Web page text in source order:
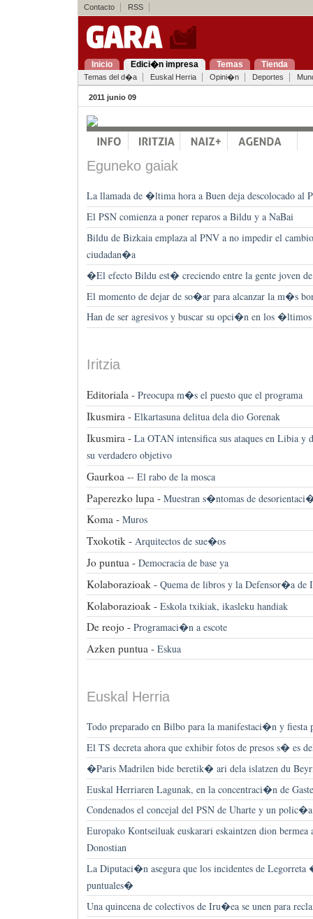
Contacto RSS
Inicio Edici�n impresa Temas Tienda
Temas del d�a Euskal Herria Opini�n Deportes
2011 junio 09
Eguneko gaiak
La llamada de �ltima hora a Buen deja descolocado al
El PSN comienza a poner reparos a Bildu y a NaBai
Bildu de Bizkaia emplaza al PNV a no impedir el
ciudadan�a
�El efecto Bildu est� creciendo entre la gente joven
El momento de dejar de so�ar para alcanzar la m�s
Han de ser agresivos y buscar su opci�n en los
Iritzia
Editoriala - Preocupa m�s el puesto que el programa
Ikusmira - Elkartasuna delitua dela dio Gorenak
Ikusmira - La OTAN intensifica sus ataques en Libia y
su verdadero objetivo
Gaurkoa -- El rabo de la mosca
Paperezko lupa - Muestran s�ntomas de
Koma - Muros
Txokotik - Arquitectos de sue�os
Jo puntua - Democracia de base ya
Kolaborazioak - Quema de libros y la Defensor�a de
Kolaborazioak - Eskola txikiak, ikasleku handiak
De reojo - Programaci�n a escote
Azken puntua - Eskua
Euskal Herria
Todo preparado en Bilbo para la manifestaci�n y fiesta
El TS decreta ahora que exhibir fotos de presos s� es
�Paris Madrilen bide beretik� ari dela islatzen du
Euskal Herriaren Lagunak, en la concentraci�n de
Condenados el concejal del PSN de Uharte y un
Europako Kontseiluak euskarari eskaintzen dion bermea
Donostian
La Diputaci�n asegura que los incidentes de Legorreta
puntuales�
Una quincena de colectivos de Iru�ea se unen para